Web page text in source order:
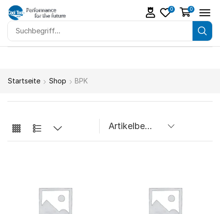
0 0
Startseite Shop BPK